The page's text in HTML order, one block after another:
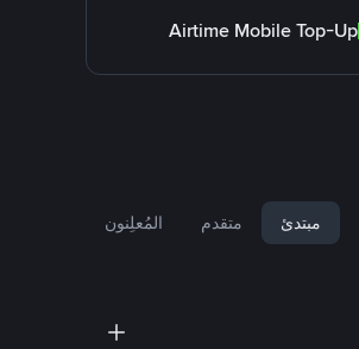
Airtime Mobile Top-Up
مبتدئ متقدم المُعلِنون